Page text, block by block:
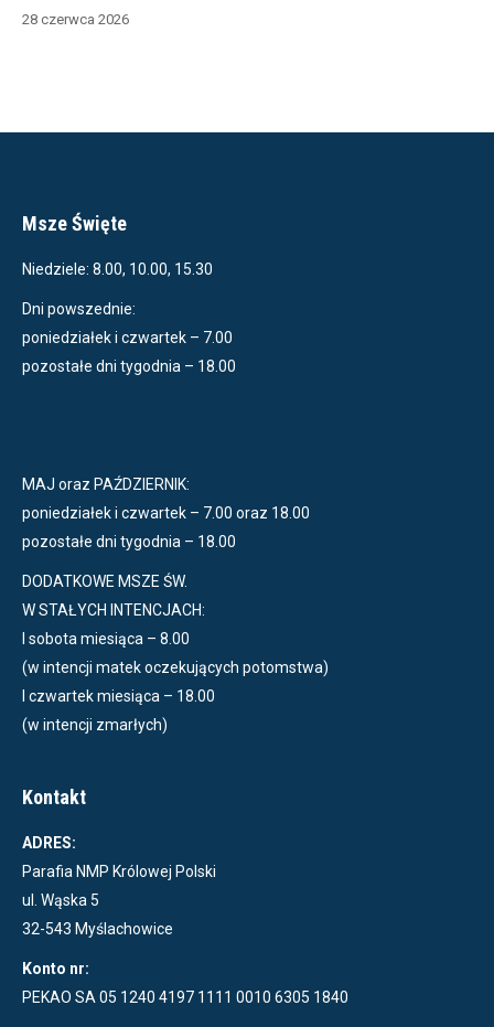
28 czerwca 2026
Msze Święte
Niedziele: 8.00, 10.00, 15.30
Dni powszednie:
poniedziałek i czwartek – 7.00
pozostałe dni tygodnia – 18.00
MAJ oraz PAŹDZIERNIK:
poniedziałek i czwartek – 7.00 oraz 18.00
pozostałe dni tygodnia – 18.00
DODATKOWE MSZE ŚW.
W STAŁYCH INTENCJACH:
I sobota miesiąca – 8.00
(w intencji matek oczekujących potomstwa)
I czwartek miesiąca – 18.00
(w intencji zmarłych)
Kontakt
ADRES:
Parafia NMP Królowej Polski
ul. Wąska 5
32-543 Myślachowice
Konto nr:
PEKAO SA 05 1240 4197 1111 0010 6305 1840